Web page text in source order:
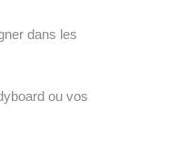
dans les
ou vos